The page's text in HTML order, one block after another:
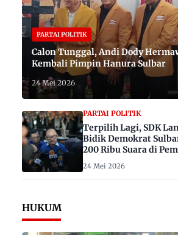
PARTAI POLITIK
Calon Tunggal, Andi Dody
Kembali Pimpin Hanura Sulbar
24 Mei 2026
PARTAI POLITIK
Terpilih Lagi, SDK
Bidik Demokrat
200 Ribu Suara di
2029
24 Mei 2026
HUKUM